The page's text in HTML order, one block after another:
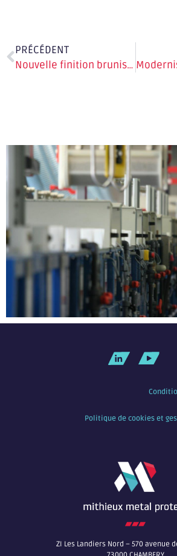
PRÉCÉDENT
Nouvelle finition brunissage inox
ZI Les Landiers Nord – 570 avenue
Politique de cookies et